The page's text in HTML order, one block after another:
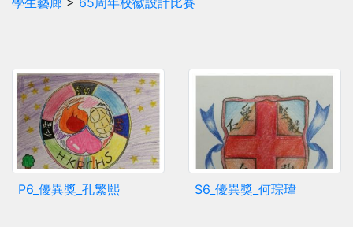
P6_優異獎_孔繁熙 S6_優異獎_何琮瑋